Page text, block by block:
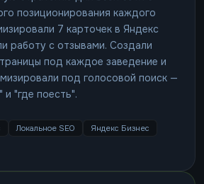
позиционирования каждого
7 карточек в Яндекс
работу с отзывами. Создали
под каждое заведение и
под голосовой поиск —
"где поесть".
Локальное SEO
Яндекс Бизнес